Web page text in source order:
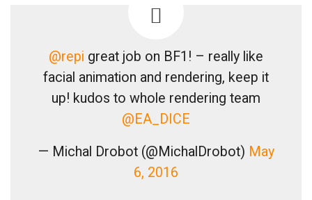
@repi great job on BF1! – really like
facial animation and rendering, keep it
up! kudos to whole rendering team
@EA_DICE
— Michal Drobot (@MichalDrobot) May
6, 2016